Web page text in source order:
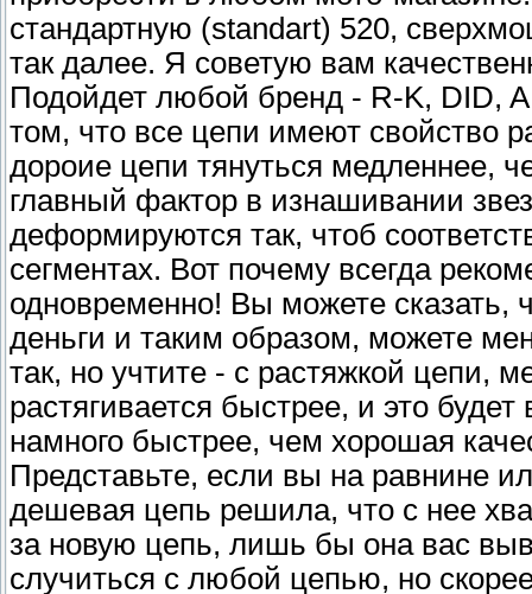
стандартную (standart) 520,
так далее. Я советую вам
Подойдет любой бренд - R-K, DID,
том, что все цепи имеют свойство
дороие цепи тянуться медленнее,
главный фактор в изнашивании
деформируются так, чтоб
сегментах. Вот почему всегда
одновременно! Вы можете сказать,
деньги и таким образом, можете
так, но учтите - с растяжкой цепи,
растягивается быстрее, и это
намного быстрее, чем хорошая
Представьте, если вы на равнине
дешевая цепь решила, что с нее
за новую цепь, лишь бы она вас
случиться с любой цепью, но